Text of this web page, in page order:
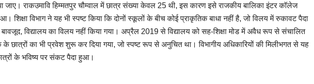
जाए। राकउमावि हिम्मतपुर चौम्वाल में छात्र संख्या केवल 25 थी, इस कारण इसे राजकीय बालिका इंटर कॉलेज
शिक्षा विभाग ने यह भी स्पष्ट किया कि दोनों स्कूलों के बीच कोई प्राकृतिक बाधा नहीं है, जो विलय में रुकावट पैदा
विद्यालय का विलय नहीं किया गया। अप्रैल 2019 से विद्यालय को सह-शिक्षा मोड में अवैध रूप से संचालित
छात्रों का भी प्रवेश शुरू कर दिया गया, जो स्पष्ट रूप से अनुचित था। विभागीय अधिकारियों की मिलीभगत से यह
के भविष्य पर संकट पैदा हुआ।